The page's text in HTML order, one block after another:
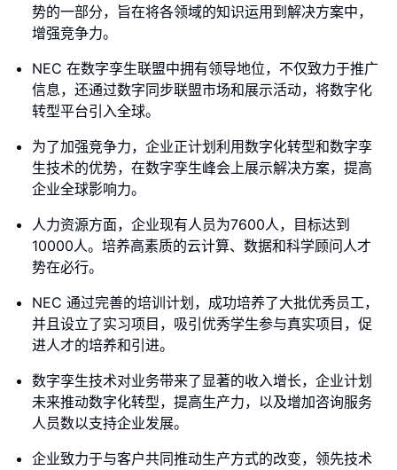
势的一部分，旨在将各领域的知识运用到解决方案中，
增强竞争力。
NEC 在数字孪生联盟中拥有领导地位，不仅致力于推广
信息，还通过数字同步联盟市场和展示活动，将数字化
转型平台引入全球。
为了加强竞争力，企业正计划利用数字化转型和数字孪
生技术的优势，在数字孪生峰会上展示解决方案，提高
企业全球影响力。
人力资源方面，企业现有人员为7600人，目标达到
10000人。培养高素质的云计算、数据和科学顾问人才
势在必行。
NEC 通过完善的培训计划，成功培养了大批优秀员工，
并且设立了实习项目，吸引优秀学生参与真实项目，促
进人才的培养和引进。
数字孪生技术对业务带来了显著的收入增长，企业计划
未来推动数字化转型，提高生产力，以及增加咨询服务
人员数以支持企业发展。
企业致力于与客户共同推动生产方式的改变，领先技术